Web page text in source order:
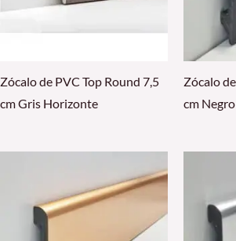
Zócalo de PVC Top Round 7,5
cm Gris Horizonte
Zócalo
cm